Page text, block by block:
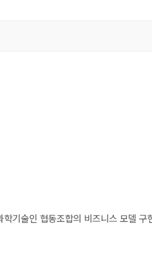
기술인 협동조합의 비즈니스 모델